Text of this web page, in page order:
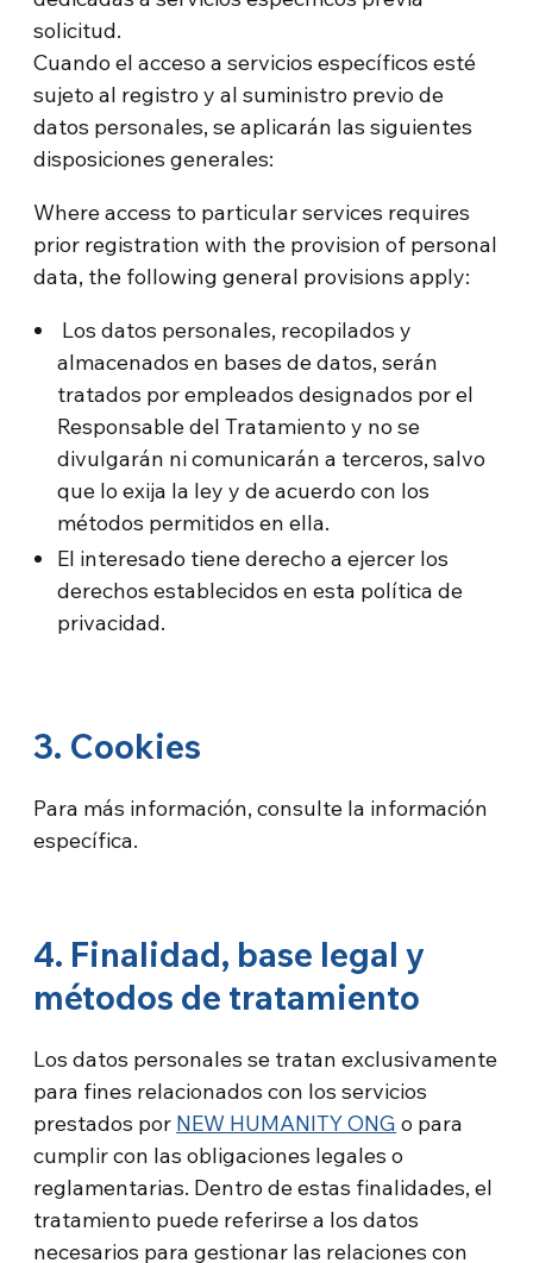
solicitud.
Cuando el acceso a servicios específicos esté
sujeto al registro y al suministro previo de
datos personales, se aplicarán las siguientes
disposiciones generales:
Where access to particular services requires
prior registration with the provision of personal
data, the following general provisions apply:
Los datos personales, recopilados y
almacenados en bases de datos, serán
tratados por empleados designados por el
Responsable del Tratamiento y no se
divulgarán ni comunicarán a terceros, salvo
que lo exija la ley y de acuerdo con los
métodos permitidos en ella.
El interesado tiene derecho a ejercer los
derechos establecidos en esta política de
privacidad.
3. Cookies
Para más información, consulte la información
específica.
4. Finalidad, base legal y
métodos de tratamiento
Los datos personales se tratan exclusivamente
para fines relacionados con los servicios
prestados por NEW HUMANITY ONG o para
cumplir con las obligaciones legales o
reglamentarias. Dentro de estas finalidades, el
tratamiento puede referirse a los datos
necesarios para gestionar las relaciones con